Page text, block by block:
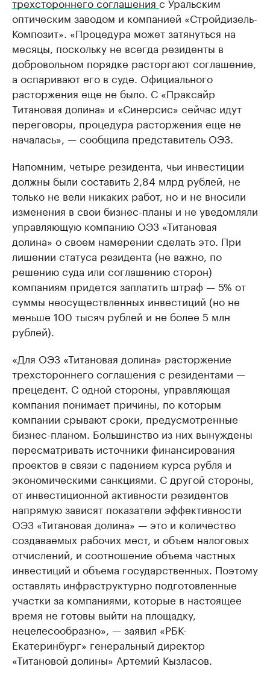
оптическим заводом и компанией «Стройдизель-
Композит». «Процедура может затянуться на
месяцы, поскольку не всегда резиденты в
добровольном порядке расторгают соглашение,
а оспаривают его в суде. Официального
расторжения еще не было. С «Праксайр
Титановая долина» и «Синерсис» сейчас идут
переговоры, процедура расторжения еще не
началась», — сообщила представитель ОЭЗ.
Напомним, четыре резидента, чьи инвестиции
должны были составить 2,84 млрд рублей, не
только не вели никаких работ, но и не вносили
изменения в свои бизнес-планы и не уведомляли
управляющую компанию ОЭЗ «Титановая
долина» о своем намерении сделать это. При
лишении статуса резидента (не важно, по
решению суда или соглашению сторон)
компаниям придется заплатить штраф — 5% от
суммы неосуществленных инвестиций (но не
меньше 100 тысяч рублей и не более 5 млн
рублей).
«Для ОЭЗ «Титановая долина» расторжение
трехстороннего соглашения с резидентами —
прецедент. С одной стороны, управляющая
компания понимает причины, по которым
компании срывают сроки, предусмотренные
бизнес-планом. Большинство из них вынуждены
пересматривать источники финансирования
проектов в связи с падением курса рубля и
экономическими санкциями. С другой стороны,
от инвестиционной активности резидентов
напрямую зависят показатели эффективности
ОЭЗ «Титановая долина» — это и количество
создаваемых рабочих мест, и объем налоговых
отчислений, и соотношение объема частных
инвестиций и объема государственных. Поэтому
оставлять инфраструктурно подготовленные
участки за компаниями, которые в настоящее
время не готовы выйти на площадку,
нецелесообразно», — заявил «РБК-
Екатеринбург» генеральный директор
«Титановой долины» Артемий Кызласов.